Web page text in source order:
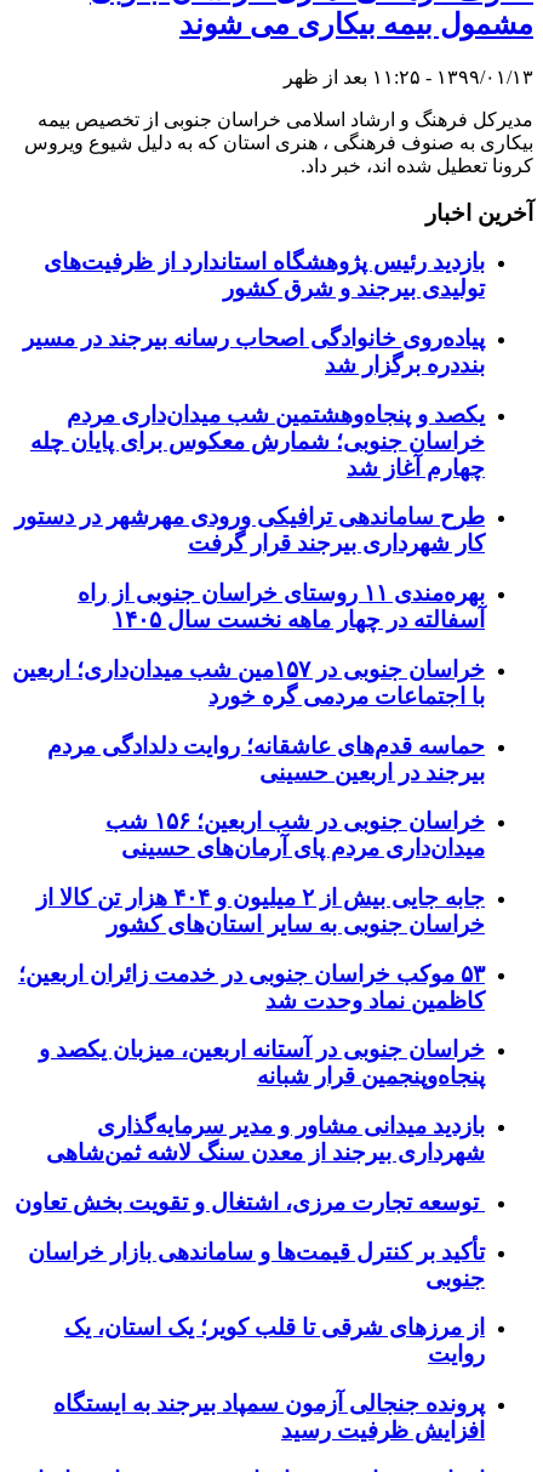
مشمول بیمه بیکاری می شوند
۱۳۹۹/۰۱/۱۳ - ۱۱:۲۵ بعد از ظهر
مدیرکل فرهنگ و ارشاد اسلامی خراسان جنوبی از تخصیص بیمه
بیکاری به صنوف فرهنگی ، هنری استان که به دلیل شیوع ویروس
کرونا تعطیل شده اند، خبر داد.
آخرین اخبار
بازدید رئیس پژوهشگاه استاندارد از ظرفیت‌های
تولیدی بیرجند و شرق کشور
پیاده‌روی خانوادگی اصحاب رسانه بیرجند در مسیر
بنددره برگزار شد
یکصد و پنجاه‌وهشتمین شب میدان‌داری مردم
خراسان جنوبی؛ شمارش معکوس برای پایان چله
چهارم آغاز شد
طرح ساماندهی ترافیکی ورودی مهرشهر در دستور
کار شهرداری بیرجند قرار گرفت
بهره‌مندی ۱۱ روستای خراسان جنوبی از راه
آسفالته در چهار ماهه نخست سال ۱۴۰۵
خراسان جنوبی در ۱۵۷مین شب میدان‌داری؛ اربعین
با اجتماعات مردمی گره خورد
حماسه قدم‌های عاشقانه؛ روایت دلدادگی مردم
بیرجند در اربعین حسینی
خراسان جنوبی در شب اربعین؛ ۱۵۶ شب
میدان‌داری مردم پای آرمان‌های حسینی
جابه جایی بیش از ۲ میلیون و ۴۰۴ هزار تن کالا از
خراسان جنوبی به سایر استان‌های کشور
۵۳ موکب خراسان جنوبی در خدمت زائران اربعین؛
کاظمین نماد وحدت شد
خراسان جنوبی در آستانه اربعین، میزبان یکصد و
پنجاه‌وپنجمین قرار شبانه
بازدید میدانی مشاور و مدیر سرمایه‌گذاری
شهرداری بیرجند از معدن سنگ لاشه ثمن‌شاهی
توسعه تجارت مرزی، اشتغال و تقویت بخش تعاون
تأکید بر کنترل قیمت‌ها و ساماندهی بازار خراسان
جنوبی
از مرزهای شرقی تا قلب کویر؛ یک استان، یک
روایت
پرونده جنجالی آزمون سمپاد بیرجند به ایستگاه
افزایش ظرفیت رسید